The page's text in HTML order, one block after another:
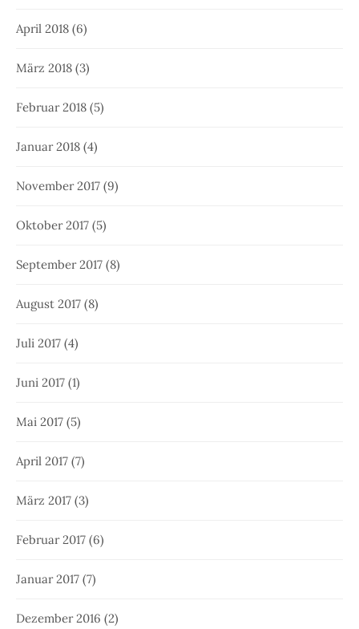
April 2018 (6)
März 2018 (3)
Februar 2018 (5)
Januar 2018 (4)
November 2017 (9)
Oktober 2017 (5)
September 2017 (8)
August 2017 (8)
Juli 2017 (4)
Juni 2017 (1)
Mai 2017 (5)
April 2017 (7)
März 2017 (3)
Februar 2017 (6)
Januar 2017 (7)
Dezember 2016 (2)